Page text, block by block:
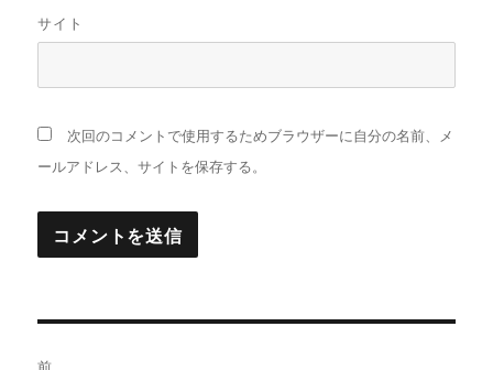
サイト
次回のコメントで使用するためブラウザーに自分の名前、メ
ールアドレス、サイトを保存する。